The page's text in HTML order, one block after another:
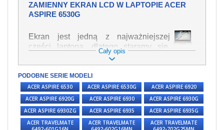
ZAMIENNY EKRAN LCD W LAPTOPIE ACER
ASPIRE 6530G
Ekran jest jedną z najważniejszej
części laptopa, dlatego staramy się,
żeby był jak najwyższej jakości. Służy
on do wyświetlania tekstu lub obrazu w
różnych formach. Ponieważ może łatwo
ulec uszkodzeniu, należy obchodzić się
z nim z jak największą ostrożnością. Do
najczęstszych uszkodzeń można
zaliczyć uszkodzenia mechaniczne np.
rozbity lub pęknięty ekran, następnie
Cały opis
PODOBNE SERIE MODELI
ACER ASPIRE 6530
ACER ASPIRE 6530G
ACER ASPIRE 6920
ACER ASPIRE 6920G
ACER ASPIRE 6930
ACER ASPIRE 6930G
ACER ASPIRE 6930ZG
ACER ASPIRE 6935
ACER ASPIRE 6935G
ACER TRAVELMATE
ACER TRAVELMATE
ACER TRAVELMATE